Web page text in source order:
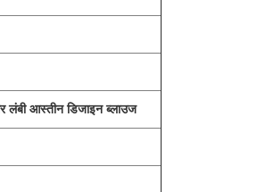
लंबी आस्तीन डिजाइन ब्लाउज